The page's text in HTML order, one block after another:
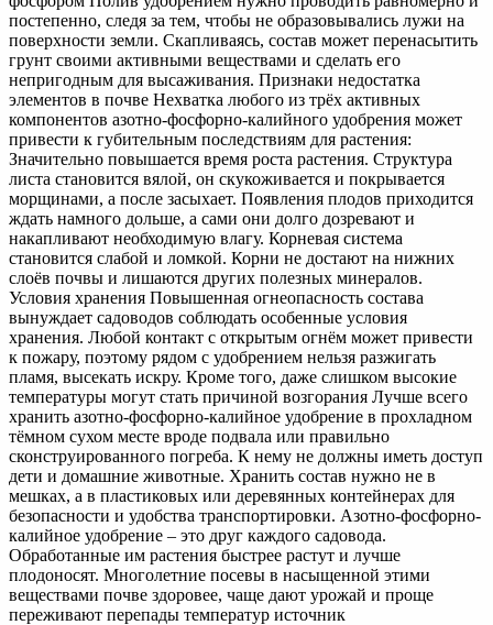
постепенно, следя за тем, чтобы не образовывались лужи на
поверхности земли. Скапливаясь, состав может перенасытить
грунт своими активными веществами и сделать его
непригодным для высаживания. Признаки недостатка
элементов в почве Нехватка любого из трёх активных
компонентов азотно-фосфорно-калийного удобрения может
привести к губительным последствиям для растения:
Значительно повышается время роста растения. Структура
листа становится вялой, он скукоживается и покрывается
морщинами, а после засыхает. Появления плодов приходится
ждать намного дольше, а сами они долго дозревают и
накапливают необходимую влагу. Корневая система
становится слабой и ломкой. Корни не достают на нижних
слоёв почвы и лишаются других полезных минералов.
Условия хранения Повышенная огнеопасность состава
вынуждает садоводов соблюдать особенные условия
хранения. Любой контакт с открытым огнём может привести
к пожару, поэтому рядом с удобрением нельзя разжигать
пламя, высекать искру. Кроме того, даже слишком высокие
температуры могут стать причиной возгорания Лучше всего
хранить азотно-фосфорно-калийное удобрение в прохладном
тёмном сухом месте вроде подвала или правильно
сконструированного погреба. К нему не должны иметь доступ
дети и домашние животные. Хранить состав нужно не в
мешках, а в пластиковых или деревянных контейнерах для
безопасности и удобства транспортировки. Азотно-фосфорно-
калийное удобрение – это друг каждого садовода.
Обработанные им растения быстрее растут и лучше
плодоносят. Многолетние посевы в насыщенной этими
веществами почве здоровее, чаще дают урожай и проще
переживают перепады температур источник